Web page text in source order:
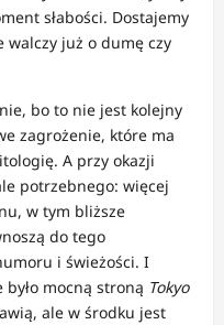
słabości. Dostajemy
walczy już o dumę czy
bo to nie jest kolejny
zagrożenie, które ma
A przy okazji
potrzebnego: więcej
w tym bliższe
do tego
i świeżości. I
mocną stroną Tokyo
ale w środku jest